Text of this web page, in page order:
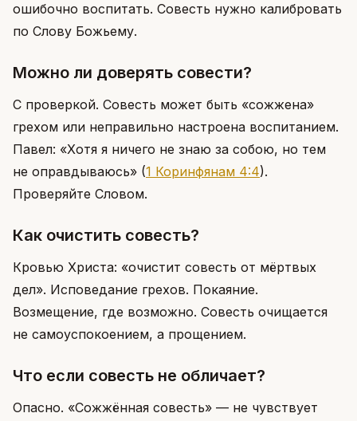
ошибочно воспитать. Совесть нужно калибровать
по Слову Божьему.
Можно ли доверять совести?
С проверкой. Совесть может быть «сожжена»
грехом или неправильно настроена воспитанием.
Павел: «Хотя я ничего не знаю за собою, но тем
не оправдываюсь» (1 Коринфянам 4:4).
Проверяйте Словом.
Как очистить совесть?
Кровью Христа: «очистит совесть от мёртвых
дел». Исповедание грехов. Покаяние.
Возмещение, где возможно. Совесть очищается
не самоуспокоением, а прощением.
Что если совесть не обличает?
Опасно. «Сожжённая совесть» — не чувствует